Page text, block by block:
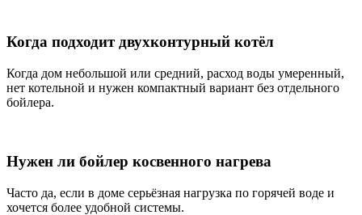
Когда подходит двухконтурный котёл
Когда дом небольшой или средний, расход воды умеренный,
нет котельной и нужен компактный вариант без отдельного
бойлера.
Нужен ли бойлер косвенного нагрева
Часто да, если в доме серьёзная нагрузка по горячей воде и
хочется более удобной системы.